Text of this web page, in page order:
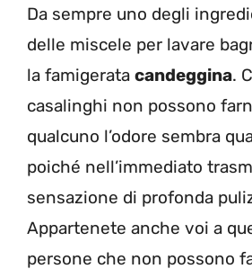
Da sempre uno degli
delle miscele per lavare
la famigerata candeggina.
casalinghi non possono
qualcuno l’odore sembra
poiché nell’immediato
sensazione di profonda
Appartenete anche voi a
persone che non possono